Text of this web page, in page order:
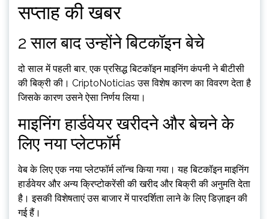
सप्ताह की खबर
2 साल बाद उन्होंने बिटकॉइन बेचे
दो साल में पहली बार, एक प्रसिद्ध बिटकॉइन माइनिंग कंपनी ने बीटीसी
की बिक्री की। CriptoNoticias उस विशेष कारण का विवरण देता है
जिसके कारण उसने ऐसा निर्णय लिया।
माइनिंग हार्डवेयर खरीदने और बेचने के
लिए नया प्लेटफॉर्म
वेब के लिए एक नया प्लेटफॉर्म लॉन्च किया गया। यह बिटकॉइन माइनिंग
हार्डवेयर और अन्य क्रिप्टोकरेंसी की खरीद और बिक्री की अनुमति देता
है। इसकी विशेषताएं उस बाजार में पारदर्शिता लाने के लिए डिज़ाइन की
गई हैं।